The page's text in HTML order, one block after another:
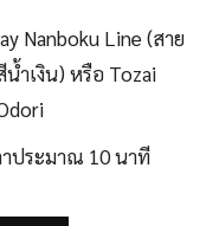
Nanboku Line (สาย
ำเงิน) หรือ Tozai
าประมาณ 10 นาที